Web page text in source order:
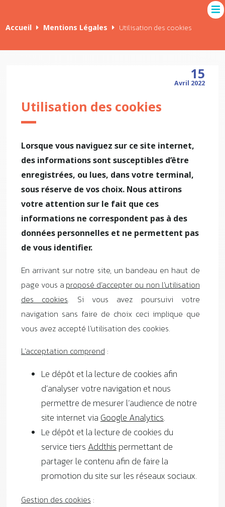
Accueil Mentions Légales Utilisation des cookies
15
Avril 2022
Utilisation des cookies
Lorsque vous naviguez sur ce site internet,
des informations sont susceptibles d’être
enregistrées, ou lues, dans votre terminal,
sous réserve de vos choix. Nous attirons
votre attention sur le fait que ces
informations ne correspondent pas à des
données personnelles et ne permettent pas
de vous identifier.
En arrivant sur notre site, un bandeau en haut de
page vous a proposé d’accepter ou non l’utilisation
des cookies. Si vous avez poursuivi votre
navigation sans faire de choix ceci implique que
vous avez accepté l’utilisation des cookies.
L’acceptation comprend :
Le dépôt et la lecture de cookies afin
d’analyser votre navigation et nous
permettre de mesurer l’audience de notre
site internet viaGoogle Analytics.
Le dépôt et la lecture de cookies du
service tiersAddthispermettant de
partager le contenu afin de faire la
promotion du site sur les réseaux sociaux.
Gestion des cookies :